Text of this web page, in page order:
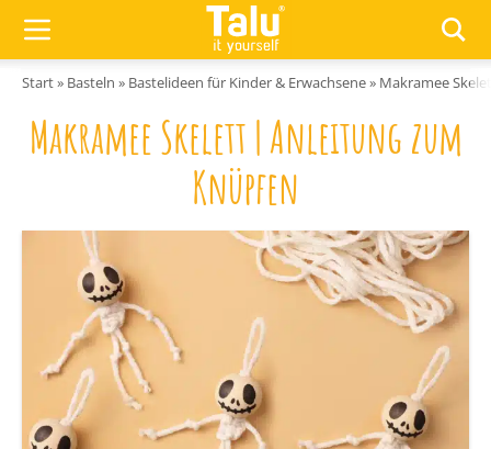
Start» Basteln » Bastelideen für Kinder & Erwachsene» Makramee
Makramee Skelett | Anleitung zum
Knüpfen